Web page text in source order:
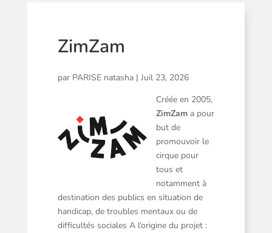
ZimZam
par PARISE natasha| Juil 23, 2026
Créée en 2005,
ZimZama pour
but de
promouvoir le
cirque pour
tous et
notamment à
destination des publics en situation de
handicap, de troubles mentaux ou de
difficultés sociales A l’origine du projet :